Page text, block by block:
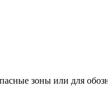
зоны или для